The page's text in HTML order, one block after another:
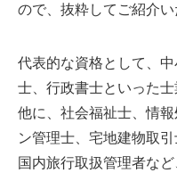
ので、抜粋してご紹介い
代表的な資格として、
士、行政書士といった士
他に、社会福祉士、情
ン管理士、宅地建物取
国内旅行取扱管理者な